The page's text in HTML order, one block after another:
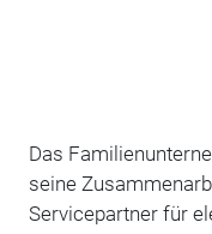
Das
seine
Servicepartner für